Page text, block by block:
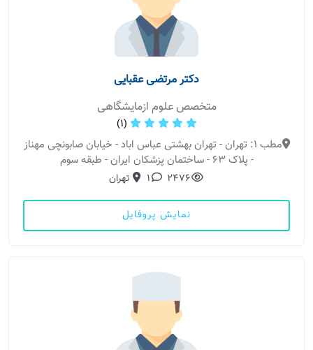
دکتر مرتضی عقبایی
متخصص علوم ازمایشگاهی
(1)
مطب 1: تهران - تهران بهشتی عباس اباد - خیابان صابونچی مهناز
- پلاک ۶۳ - ساختمان پزشکان ایران - طبقه سوم
2476
1 تهران
نمایش پروفایل